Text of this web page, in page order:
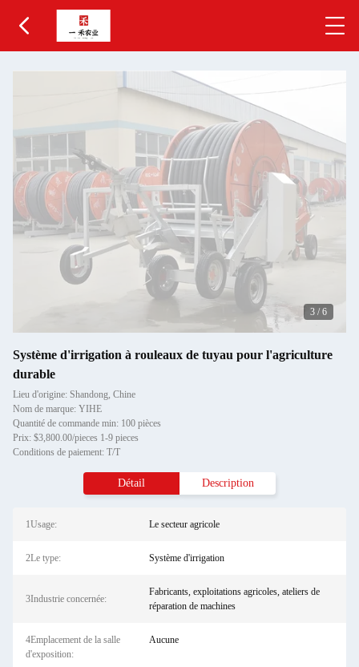
3 / 6
Système d'irrigation à rouleaux de tuyau pour l'agriculture
durable
Lieu d'origine: Shandong, Chine
Nom de marque: YIHE
Quantité de commande min: 100 pièces
Prix: $3,800.00/pieces 1-9 pieces
Conditions de paiement: T/T
Détail Description
1Usage: Le secteur agricole
2Le type: Système d'irrigation
3Industrie concernée:
Fabricants, exploitations agricoles, ateliers de
réparation de machines
4Emplacement de la salle
d'exposition:
Aucune